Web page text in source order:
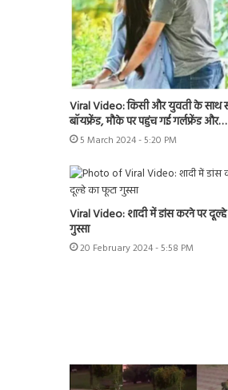
Viral Video: किसी और युवती के साथ
बॉयफ्रेंड, मौके पर पहुंच गई गर्लफ्रेंड और…
5 March 2024 - 5:20 PM
Viral Video: शादी में डांस करने पर
गुस्सा
20 February 2024 - 5:58 PM